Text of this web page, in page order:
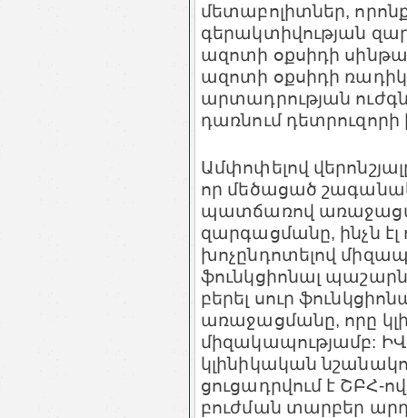
մետաբոլիտներ,
գերակտիվության
ազոտի օքսիդի
ազոտի օքսիդի
արտադրության
դառնում
Ամփոփելով
որ մեծացած
պատճառով
զարգացմանը, ինչն
խոչընդոտելով
ֆունկցիոնալ
բերել սուր
առաջացմանը, որը
միզակապությամբ:
կլինիկական
ցուցադրվում է
բուժման տարբեր